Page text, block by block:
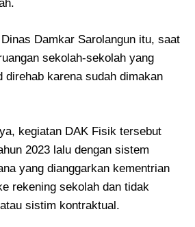
Damkar Sarolangun itu, saat
sekolah-sekolah yang
direhab karena sudah dimakan
kegiatan DAK Fisik tersebut
2023 lalu dengan sistem
yang dianggarkan kementrian
rekening sekolah dan tidak
sistim kontraktual.